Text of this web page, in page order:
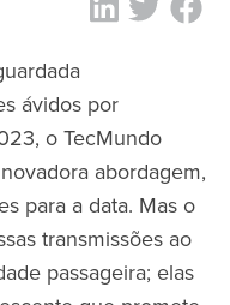
ávidos por
o TecMundo
abordagem,
para a data. Mas o
transmissões ao
passageira; elas